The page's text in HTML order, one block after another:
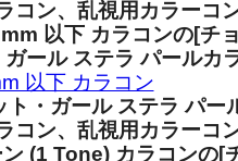
コン、乱視用カラーコ
以下 カラコンの[チ
ール ステラ パールカ
以下 カラコン
・ガール ステラ パー
コン、乱視用カラーコ
(1 Tone) カラコンの[